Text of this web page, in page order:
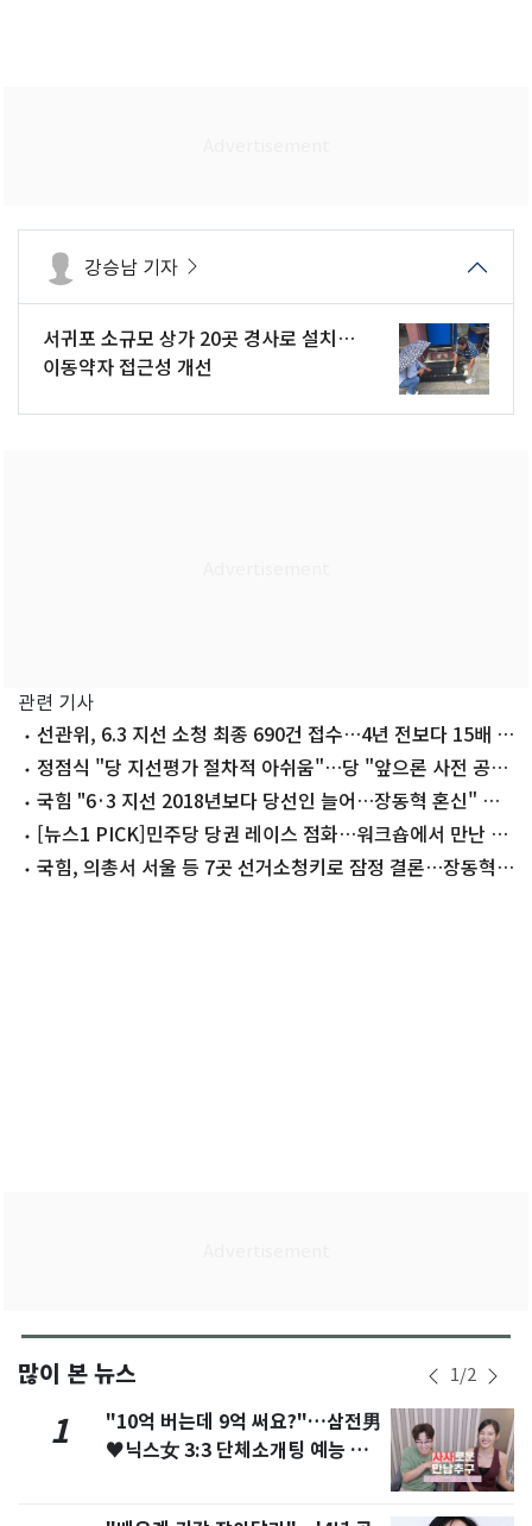
강승남 기자
서귀포 소규모 상가 20곳 경사로 설치…
이동약자 접근성 개선
관련 기사
선관위, 6.3 지선 소청 최종 690건 접수…4년 전보다 15배 폭
증(종합)
정점식 "당 지선평가 절차적 아쉬움"…당 "앞으론 사전 공
유"국힘 "6·3 지선 2018년보다 당선인 늘어…장동혁 혼신" 자
평 [뉴스1 PICK]민주당 당권 레이스 점화…워크숍에서 만난 정
청래·김민석
국힘, 의총서 서울 등 7곳 선거소청키로 잠정 결론…장동혁
많이 본 뉴스 1/2
1
"10억 버는데 9억 써요?"…삼전男
♥닉스女 3:3 단체소개팅 예능 화